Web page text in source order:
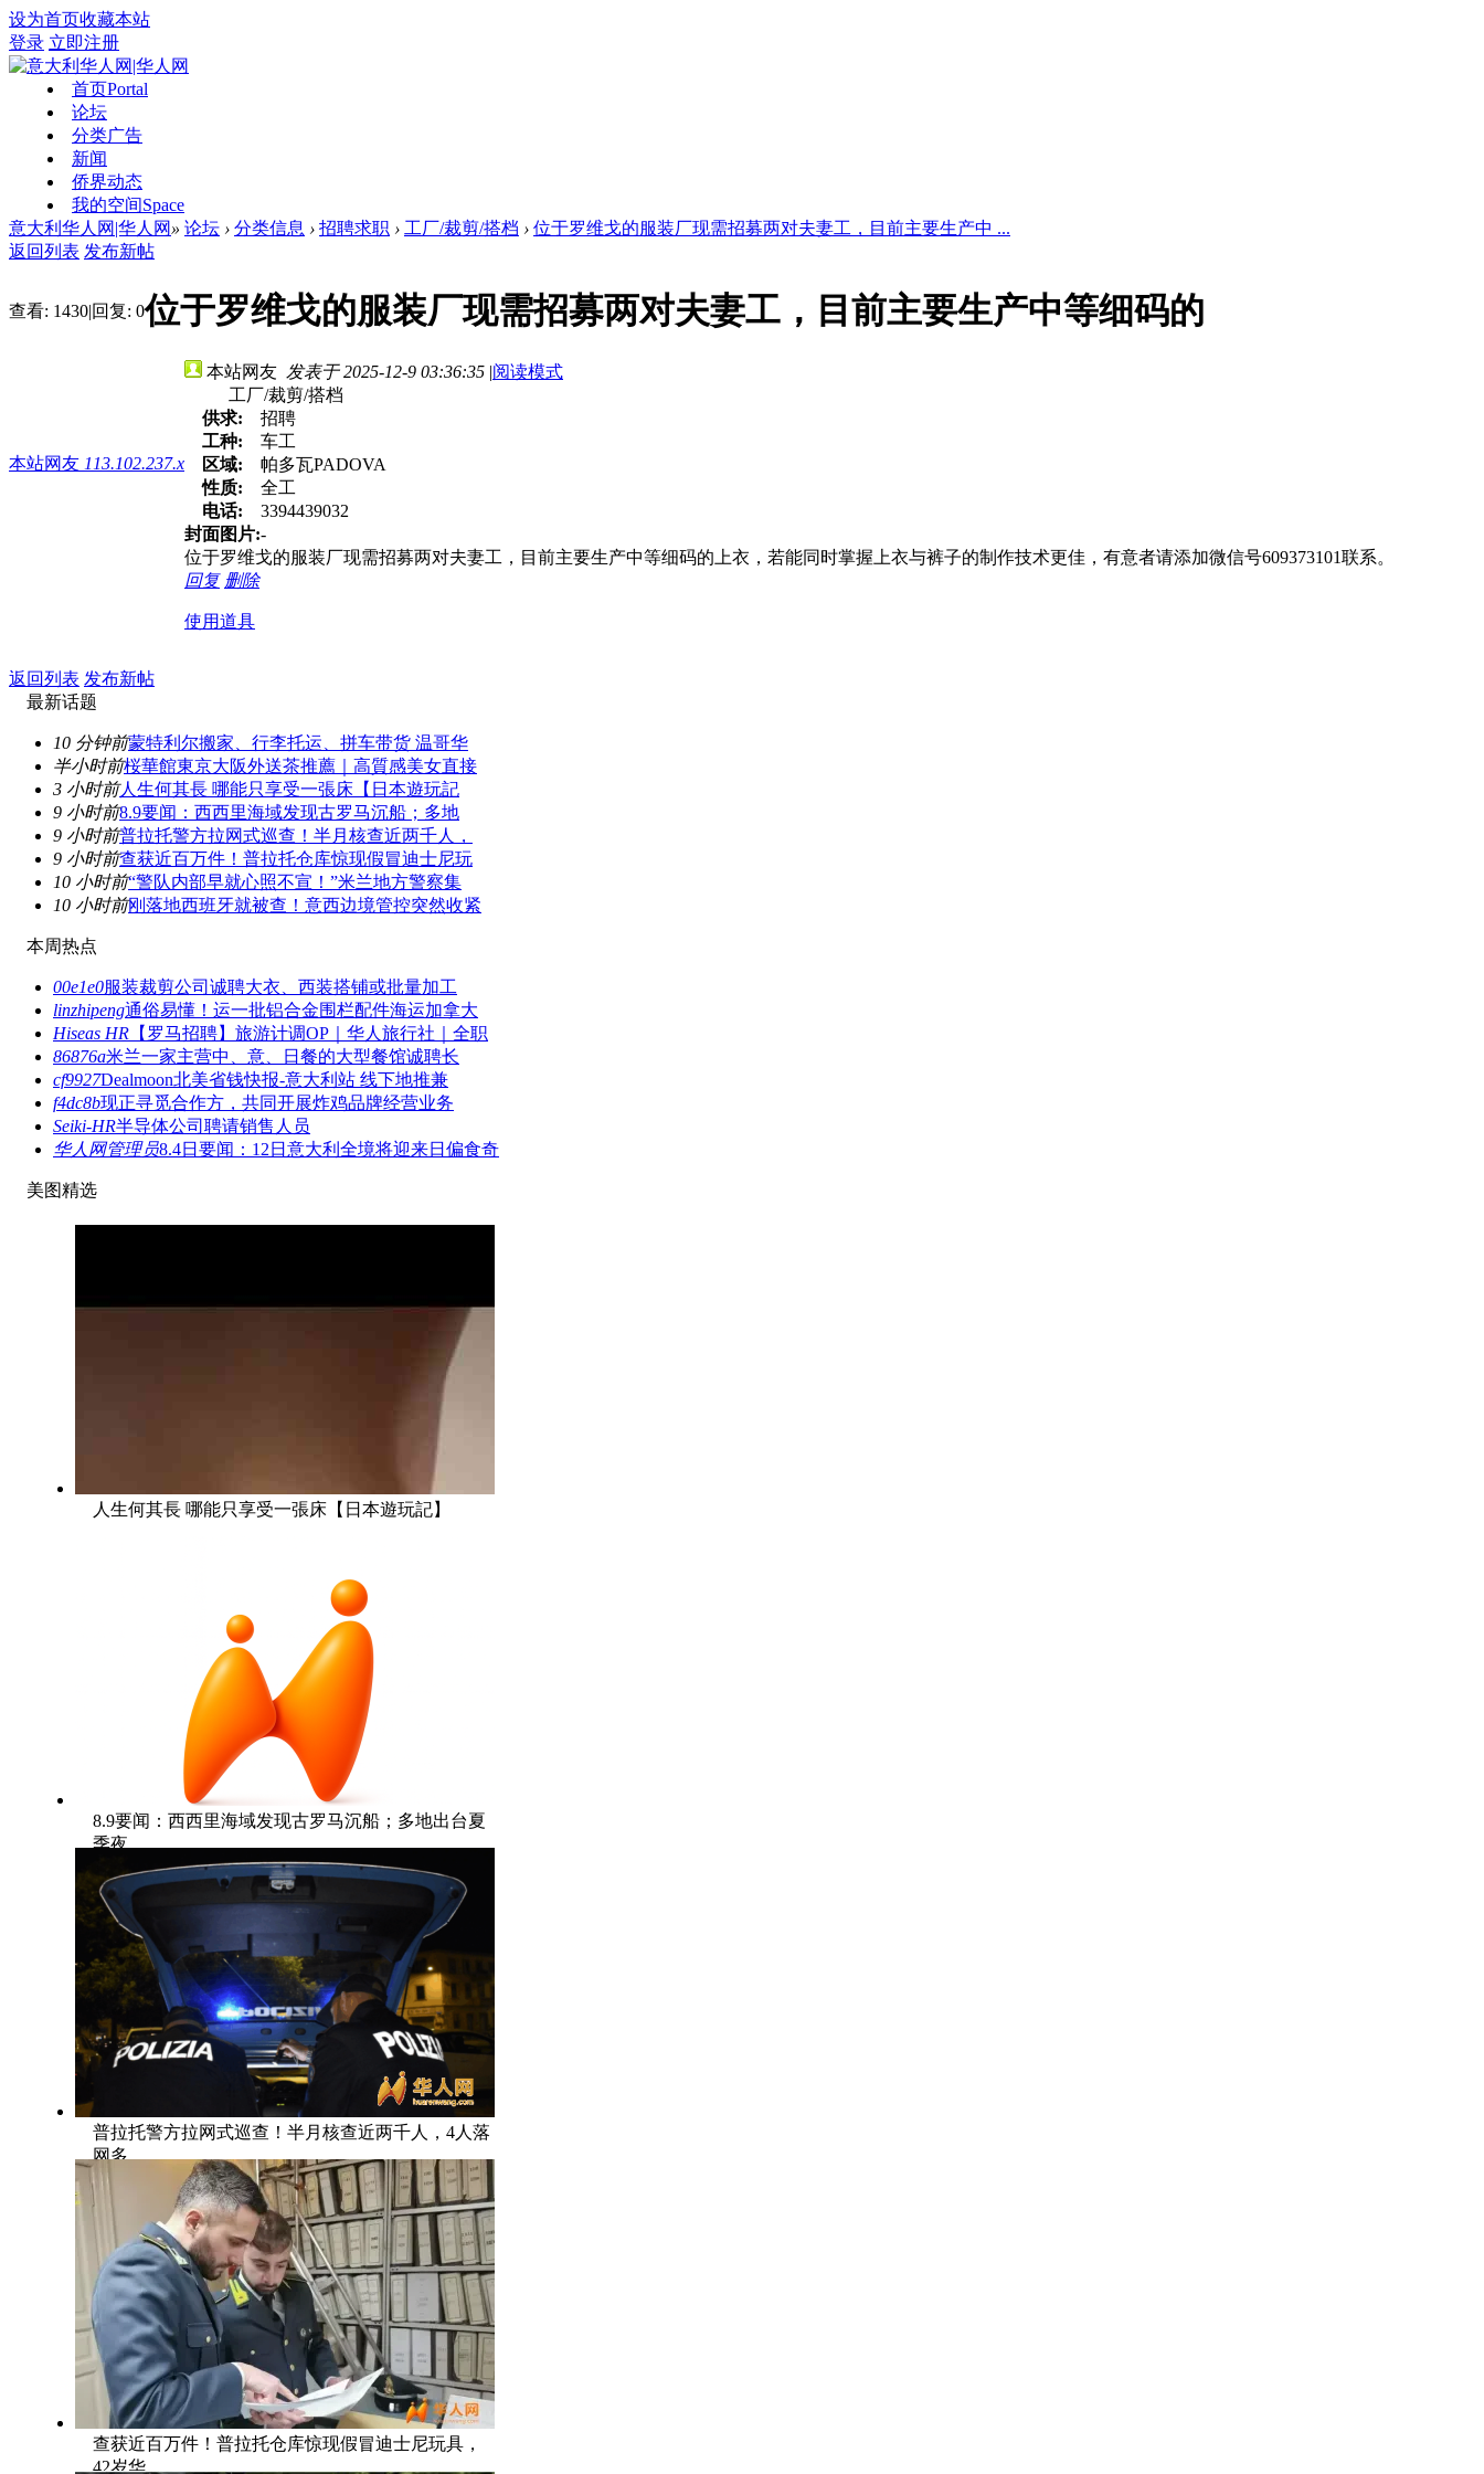
设为首页收藏本站
登录 立即注册
首页Portal
论坛
分类广告
新闻
侨界动态
我的空间Space
意大利华人网|华人网 » 论坛 › 分类信息 › 招聘求职 › 工厂/裁剪/搭档 › 位于罗维戈的服装厂现需招募两对夫妻工，目前主要生产中 ...
返回列表 发布新帖
查看: 1430|回复: 0位于罗维戈的服装厂现需招募两对夫妻工，目前主要生产中等细码的
本站网友 113.102.237.x
本站网友 发表于 2025-12-9 03:36:35 |阅读模式
工厂/裁剪/搭档
供求:
招聘
工种:
车工
区域:
帕多瓦PADOVA
性质:
全工
电话:
3394439032
封面图片:-
位于罗维戈的服装厂现需招募两对夫妻工，目前主要生产中等细码的上衣，若能同时掌握上衣与裤子的制作技术更佳，有意者请添加微信号609373101联系。
回复 删除
使用道具
返回列表 发布新帖
最新话题
10 分钟前蒙特利尔搬家、行李托运、拼车带货 温哥华
半小时前桜華館東京大阪外送茶推薦｜高質感美女直接
3 小时前人生何其長 哪能只享受一張床【日本遊玩記
9 小时前8.9要闻：西西里海域发现古罗马沉船；多地
9 小时前普拉托警方拉网式巡查！半月核查近两千人，
9 小时前查获近百万件！普拉托仓库惊现假冒迪士尼玩
10 小时前“警队内部早就心照不宣！”米兰地方警察集
10 小时前刚落地西班牙就被查！意西边境管控突然收紧
本周热点
00e1e0服装裁剪公司诚聘大衣、西装搭铺或批量加工
linzhipeng通俗易懂！运一批铝合金围栏配件海运加拿大
Hiseas HR 【罗马招聘】旅游计调OP｜华人旅行社｜全职
86876a米兰一家主营中、意、日餐的大型餐馆诚聘长
cf9927Dealmoon北美省钱快报-意大利站 线下地推兼
f4dc8b现正寻觅合作方，共同开展炸鸡品牌经营业务
Seiki-HR半导体公司聘请销售人员
华人网管理员8.4日要闻：12日意大利全境将迎来日偏食奇
美图精选
人生何其長 哪能只享受一張床【日本遊玩記】
8.9要闻：西西里海域发现古罗马沉船；多地出台夏
季夜
普拉托警方拉网式巡查！半月核查近两千人，4人落
网多
查获近百万件！普拉托仓库惊现假冒迪士尼玩具，
42岁华